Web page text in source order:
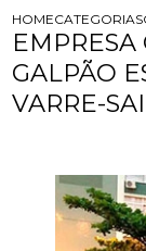
HOMECATEGORIAS
EMPRESA
GALPÃO
VARRE-SAI